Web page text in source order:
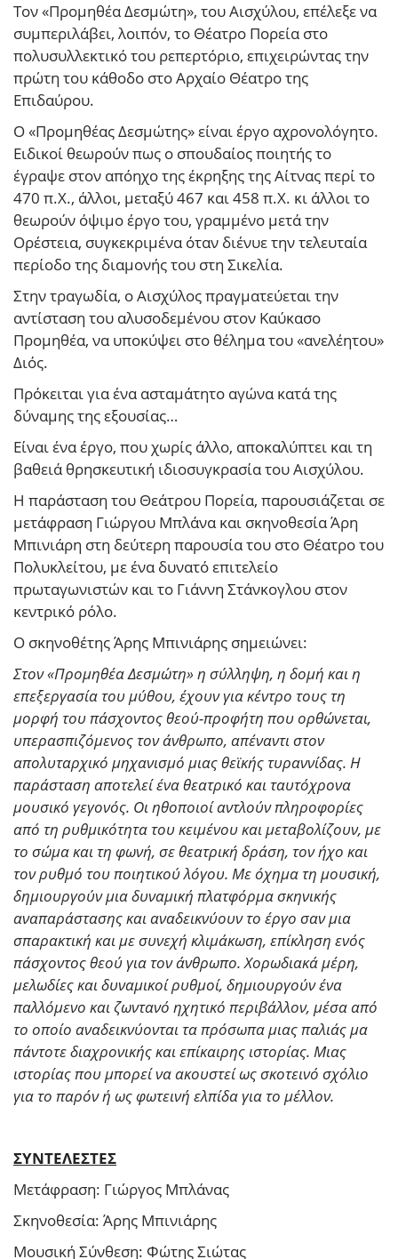
Τον «Προμηθέα Δεσμώτη», του Αισχύλου, επέλεξε να
συμπεριλάβει, λοιπόν, το Θέατρο Πορεία στο
πολυσυλλεκτικό του ρεπερτόριο, επιχειρώντας την
πρώτη του κάθοδο στο Αρχαίο Θέατρο της
Επιδαύρου.
Ο «Προμηθέας Δεσμώτης» είναι έργο αχρονολόγητο.
Ειδικοί θεωρούν πως ο σπουδαίος ποιητής το
έγραψε στον απόηχο της έκρηξης της Αίτνας περί το
470 π.Χ., άλλοι, μεταξύ 467 και 458 π.Χ. κι άλλοι το
θεωρούν όψιμο έργο του, γραμμένο μετά την
Ορέστεια, συγκεκριμένα όταν διένυε την τελευταία
περίοδο της διαμονής του στη Σικελία.
Στην τραγωδία, ο Αισχύλος πραγματεύεται την
αντίσταση του αλυσοδεμένου στον Καύκασο
Προμηθέα, να υποκύψει στο θέλημα του «ανελέητου»
Διός.
Πρόκειται για ένα ασταμάτητο αγώνα κατά της
δύναμης της εξουσίας…
Είναι ένα έργο, που χωρίς άλλο, αποκαλύπτει και τη
βαθειά θρησκευτική ιδιοσυγκρασία του Αισχύλου.
Η παράσταση του Θεάτρου Πορεία, παρουσιάζεται σε
μετάφραση Γιώργου Μπλάνα και σκηνοθεσία Άρη
Μπινιάρη στη δεύτερη παρουσία του στο Θέατρο του
Πολυκλείτου, με ένα δυνατό επιτελείο
πρωταγωνιστών και το Γιάννη Στάνκογλου στον
κεντρικό ρόλο.
Ο σκηνοθέτης Άρης Μπινιάρης σημειώνει:
Στον «Προμηθέα Δεσμώτη» η σύλληψη, η δομή και η
επεξεργασία του μύθου, έχουν για κέντρο τους τη
μορφή του πάσχοντος θεού-προφήτη που ορθώνεται,
υπερασπιζόμενος τον άνθρωπο, απέναντι στον
απολυταρχικό μηχανισμό μιας θεϊκής τυραννίδας. Η
παράσταση αποτελεί ένα θεατρικό και ταυτόχρονα
μουσικό γεγονός. Οι ηθοποιοί αντλούν πληροφορίες
από τη ρυθμικότητα του κειμένου και μεταβολίζουν, με
το σώμα και τη φωνή, σε θεατρική δράση, τον ήχο και
τον ρυθμό του ποιητικού λόγου. Με όχημα τη μουσική,
δημιουργούν μια δυναμική πλατφόρμα σκηνικής
αναπαράστασης και αναδεικνύουν το έργο σαν μια
σπαρακτική και με συνεχή κλιμάκωση, επίκληση ενός
πάσχοντος θεού για τον άνθρωπο. Χορωδιακά μέρη,
μελωδίες και δυναμικοί ρυθμοί, δημιουργούν ένα
παλλόμενο και ζωντανό ηχητικό περιβάλλον, μέσα από
το οποίο αναδεικνύονται τα πρόσωπα μιας παλιάς μα
πάντοτε διαχρονικής και επίκαιρης ιστορίας. Μιας
ιστορίας που μπορεί να ακουστεί ως σκοτεινό σχόλιο
για το παρόν ή ως φωτεινή ελπίδα για το μέλλον.
ΣΥΝΤΕΛΕΣΤΕΣ
Μετάφραση: Γιώργος Μπλάνας
Σκηνοθεσία: Άρης Μπινιάρης
Μουσική Σύνθεση: Φώτης Σιώτας